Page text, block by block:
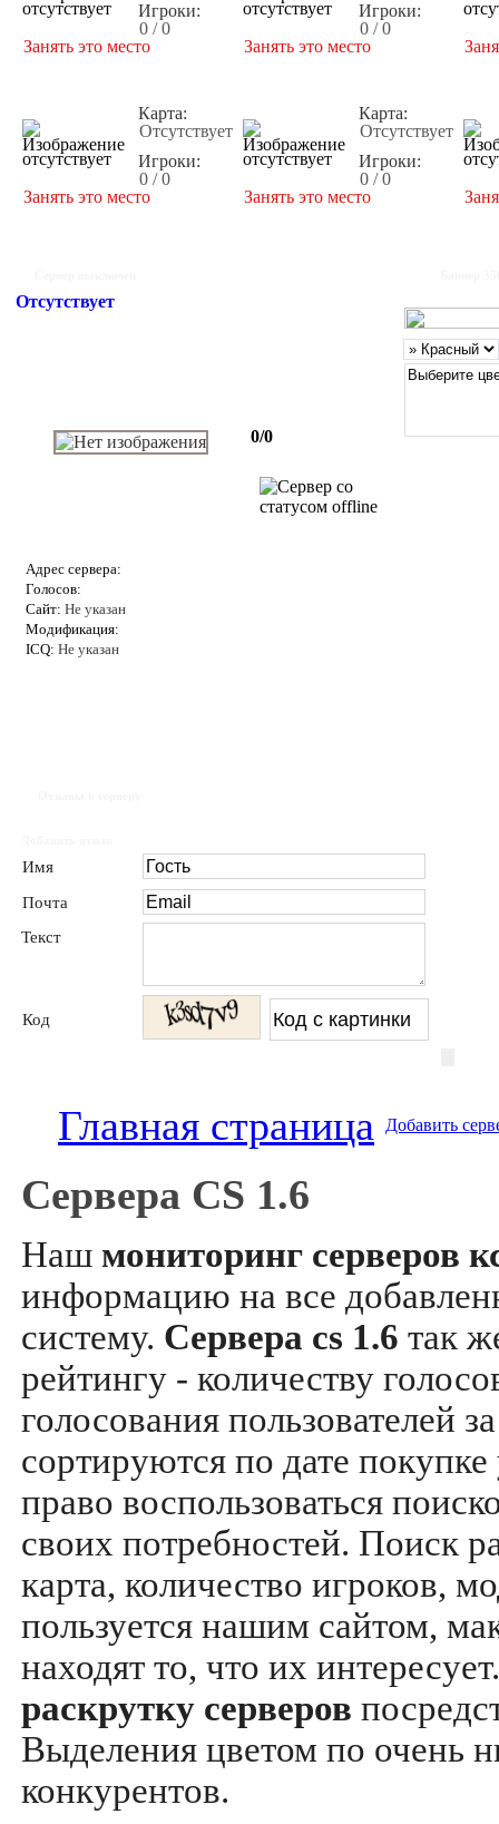
Игроки:
0 / 0
Занять это место
Игроки:
0 / 0
Занять это место
Карта:
Отсутствует
Игроки:
0 / 0
Занять это место
Карта:
Отсутствует
Игроки:
0 / 0
Занять это место
Отсутствует
0/0
Адрес сервера:
Голосов:
Сайт: Не указан
Модификация:
ICQ: Не указан
Имя
Почта
Текст
Код
Главная страница Добавить
Сервера CS 1.6
Наш мониторинг серверов
информацию на все
систему. Сервера cs 1.6 так
рейтингу - количеству
голосования пользователей
сортируются по дате
право воспользоваться
своих потребностей. Поиск
карта, количество игроков,
пользуется нашим сайтом,
находят то, что их
раскрутку серверов
Выделения цветом по очень
конкурентов.